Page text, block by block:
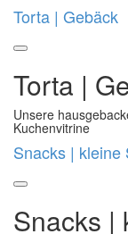
Torta | Gebäck
Torta |
Unsere
Kuchenvitrine
Snacks | kleine
Snacks |